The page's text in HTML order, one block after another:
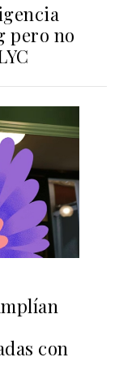
pero no
con